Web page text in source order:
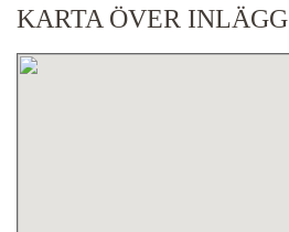
KARTA ÖVER INLÄGG